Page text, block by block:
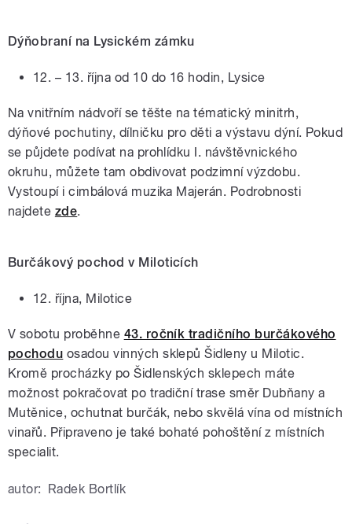
Dýňobraní na Lysickém zámku
12. – 13. října od 10 do 16 hodin, Lysice
Na vnitřním nádvoří se těšte na tématický minitrh,
dýňové pochutiny, dílničku pro děti a výstavu dýní. Pokud
se půjdete podívat na prohlídku I. návštěvnického
okruhu, můžete tam obdivovat podzimní výzdobu.
Vystoupí i cimbálová muzika Majerán. Podrobnosti
najdete zde.
Burčákový pochod v Miloticích
12. října, Milotice
V sobotu proběhne 43. ročník tradičního burčákového
pochodu osadou vinných sklepů Šidleny u Milotic.
Kromě procházky po Šidlenských sklepech máte
možnost pokračovat po tradiční trase směr Dubňany a
Mutěnice, ochutnat burčák, nebo skvělá vína od místních
vinařů. Připraveno je také bohaté pohoštění z místních
specialit.
autor: Radek Bortlík